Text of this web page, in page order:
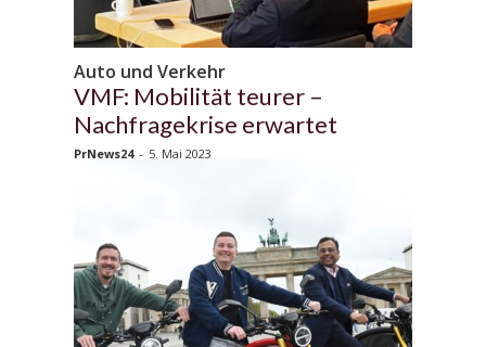
Auto und Verkehr
VMF: Mobilität teurer –
Nachfragekrise erwartet
PrNews24 - 5. Mai 2023